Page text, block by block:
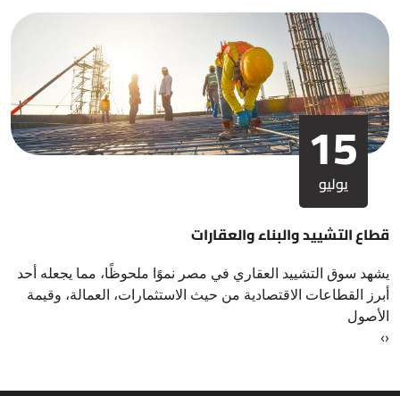
15
يوليو
قطاع التشييد والبناء والعقارات
يشهد سوق التشييد العقاري في مصر نموًا ملحوظًا، مما يجعله أحد
أبرز القطاعات الاقتصادية من حيث الاستثمارات، العمالة، وقيمة
الأصول
‹
›